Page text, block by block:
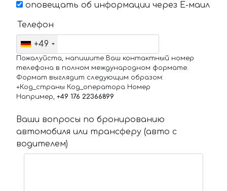
оповещать об информации через Е-маил
Телефон
+49
Пожалуйста, напишите Ваш контактный номер
телефона в полном международном формате.
Формат выглядит следующим образом:
+Код_страны Код_оператора Номер
Например, +49 176 22366899
Ваши вопросы по бронированию
автомобиля или трансферу (авто с
водителем)